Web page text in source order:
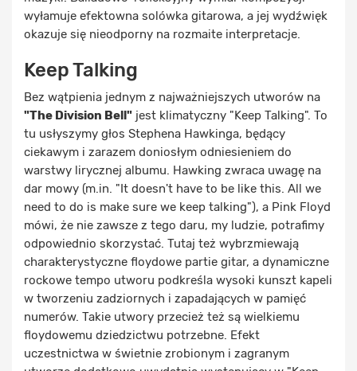
wyłamuje efektowna solówka gitarowa, a jej wydźwięk
okazuje się nieodporny na rozmaite interpretacje.
Keep Talking
Bez wątpienia jednym z najważniejszych utworów na
"The Division Bell" jest klimatyczny "Keep Talking". To
tu usłyszymy głos Stephena Hawkinga, będący
ciekawym i zarazem doniosłym odniesieniem do
warstwy lirycznej albumu. Hawking zwraca uwagę na
dar mowy (m.in. "It doesn't have to be like this. All we
need to do is make sure we keep talking"), a Pink Floyd
mówi, że nie zawsze z tego daru, my ludzie, potrafimy
odpowiednio skorzystać. Tutaj też wybrzmiewają
charakterystyczne floydowe partie gitar, a dynamiczne
rockowe tempo utworu podkreśla wysoki kunszt kapeli
w tworzeniu zadziornych i zapadających w pamięć
numerów. Takie utwory przecież też są wielkiemu
floydowemu dziedzictwu potrzebne. Efekt
uczestnictwa w świetnie zrobionym i zagranym